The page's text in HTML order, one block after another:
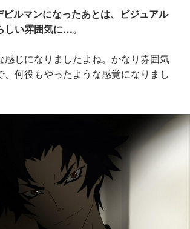
ビルマンになったあとは、ビジュアル
しい雰囲気に…。
感じになりましたよね。かなり雰囲気
、何役もやったような感覚になりまし